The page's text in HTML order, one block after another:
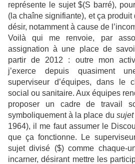
représente le sujet $(S barré),
(la chaîne signifiante), et ça produit
désir, notamment à cause de
Voilà qui me renvoie, par
assignation à une place de
partir de 2012 : outre mon
j’exerce depuis quasiment
superviseur d’équipes, dans le
social ou sanitaire. Aux équipes
proposer un cadre de travail
symboliquement à la place du
1964), il me faut assumer le
que ça fonctionne. Le
sujet divisé ($) comme chaque-
incarner, désirant mettre les